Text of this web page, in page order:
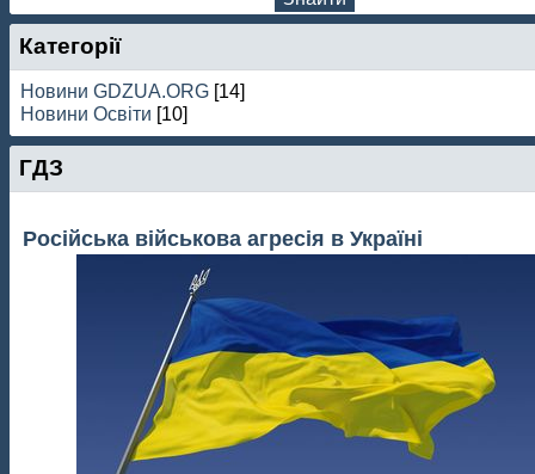
Категорії
Новини GDZUA.ORG [14]
Новини Освіти [10]
ГДЗ
Російська військова агресія в Україні